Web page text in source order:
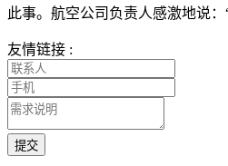
此事。航空公司负责人感激地说
友情链接 :
提交